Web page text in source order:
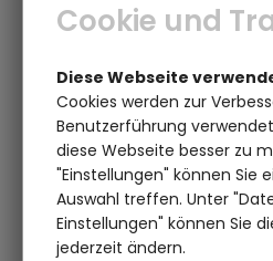
Cookie und
Diese Webseite
Cookies werden zur
Benutzerführung
diese Webseite besser zu
"Einstellungen" können Sie
Auswahl treffen. Unter
Einstellungen" können Sie
jederzeit ändern.